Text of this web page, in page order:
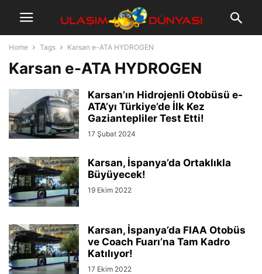
Home Tags Karsan e-ATA HYDROGEN
Karsan e-ATA HYDROGEN
Karsan’ın Hidrojenli Otobüsü e-
ATA’yı Türkiye’de İlk Kez
Gaziantepliler Test Etti!
17 Şubat 2024
Karsan, İspanya’da Ortaklıkla
Büyüyecek!
19 Ekim 2022
Karsan, İspanya’da FIAA Otobüs
ve Coach Fuarı’na Tam Kadro
Katılıyor!
17 Ekim 2022